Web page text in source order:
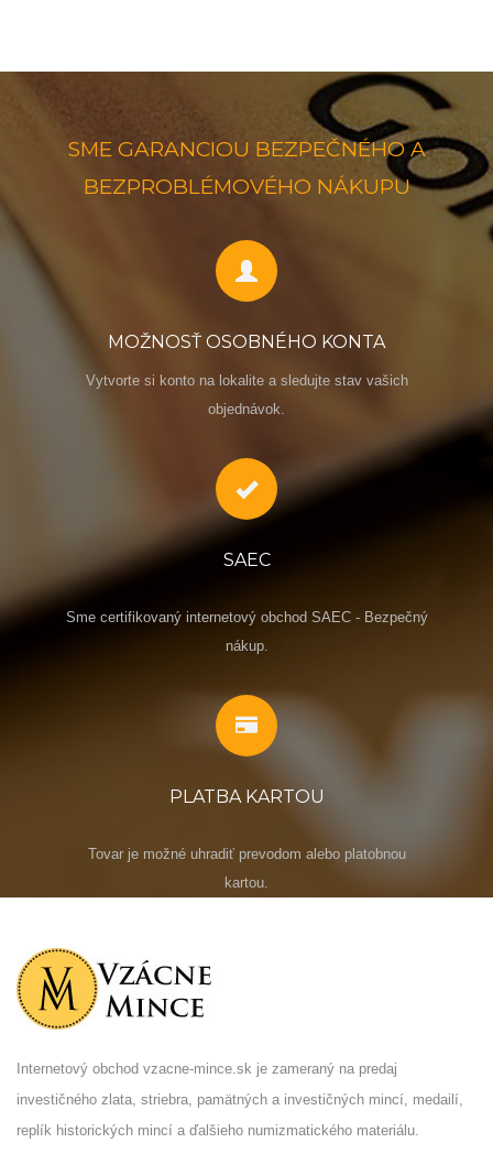
SME GARANCIOU BEZPEČNÉHO A
BEZPROBLÉMOVÉHO NÁKUPU
MOŽNOSŤ OSOBNÉHO KONTA
Vytvorte si konto na lokalite a sledujte stav vašich
objednávok.
SAEC
Sme certifikovaný internetový obchod SAEC - Bezpečný
nákup.
PLATBA KARTOU
Tovar je možné uhradiť prevodom alebo platobnou
kartou.
Internetový obchod vzacne-mince.sk je zameraný na predaj
investičného zlata, striebra, pamätných a investičných mincí, medailí,
replík historických mincí a ďalšieho numizmatického materiálu.